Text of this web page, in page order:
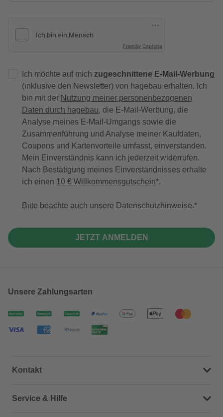
Friendly Captcha
Ich möchte auf mich zugeschnittene E-Mail-Werbung
(inklusive den Newsletter) von hagebau erhalten. Ich
bin mit der Nutzung meiner personenbezogenen
Daten durch hagebau, die E-Mail-Werbung, die
Analyse meines E-Mail-Umgangs sowie die
Zusammenführung und Analyse meiner Kaufdaten,
Coupons und Kartenvorteile umfasst, einverstanden.
Mein Einverständnis kann ich jederzeit widerrufen.
Nach Bestätigung meines Einverständnisses erhalte
ich einen 10 € Willkommensgutschein*.
Bitte beachte auch unsere Datenschutzhinweise.
JETZT ANMELDEN
Unsere Zahlungsarten
Kontakt
Dein Kontakt zu uns
Service & Hilfe